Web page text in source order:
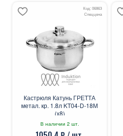
Код: 06863
Спеццена
Кастрюля Катунь ГРЕТТА
метал. кр. 1.8л KT04-D-18М
(х8)
В наличии 2 шт.